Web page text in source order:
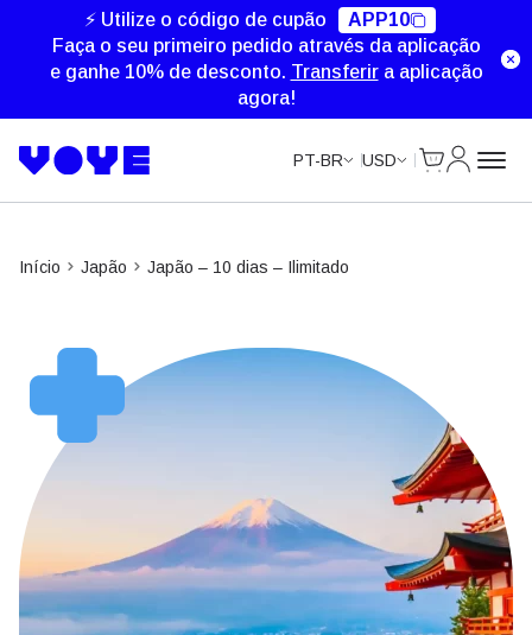
⚡ Utilize o código de cupão
APP10
Faça o seu primeiro pedido através da aplicação
e ganhe 10% de desconto. Transferira aplicação
agora!
PT-BR USD
Início Japão Japão – 10 dias – Ilimitado